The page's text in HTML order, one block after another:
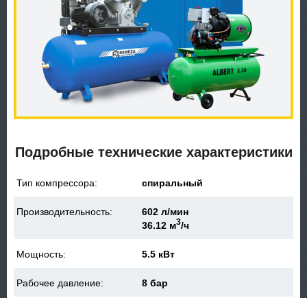
Подробные технические характеристики
Тип компрессора: спиральный
Производительность:
602 л/мин
36.12 м3/ч
Мощность: 5.5 кВт
Рабочее давление: 8 бар